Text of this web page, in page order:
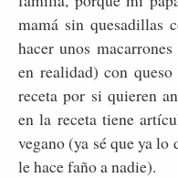
mamá sin quesadillas
hacer unos
en realidad) con
receta por si quieren
en la receta tiene
vegano (ya sé que ya lo
le hace faño a nadie).